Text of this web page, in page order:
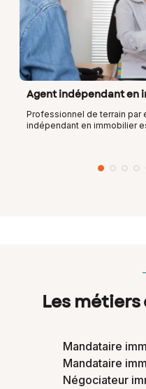
Agent indépendant en
Professionnel de terrain par
indépendant en immobilier
Les
Mandataire
Mandataire
Négociateur